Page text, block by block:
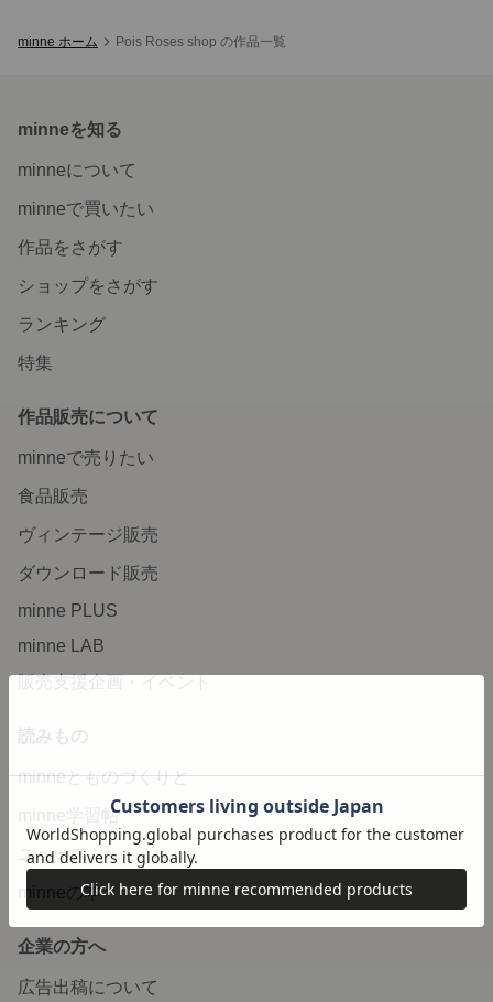
minne ホーム Pois Roses shop の作品一覧
minneを知る
minneについて
minneで買いたい
作品をさがす
ショップをさがす
ランキング
特集
作品販売について
minneで売りたい
食品販売
ヴィンテージ販売
ダウンロード販売
minne PLUS
minne LAB
販売支援企画・イベント
読みもの
minneとものづくりと
minne学習帖
ニュース
minneの本
企業の方へ
広告出稿について